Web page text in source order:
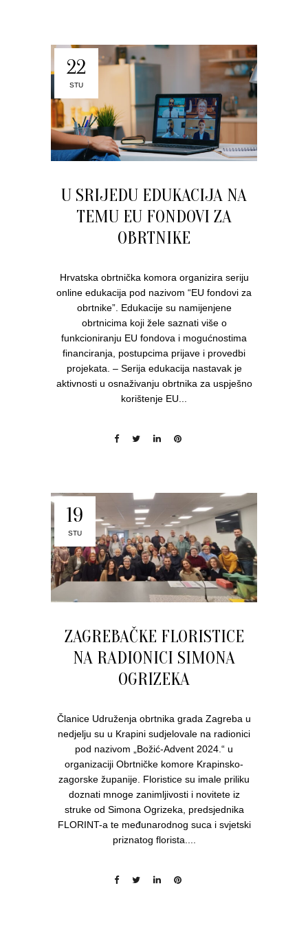
22
STU
U SRIJEDU EDUKACIJA NA
TEMU EU FONDOVI ZA
OBRTNIKE
Hrvatska obrtnička komora organizira seriju
online edukacija pod nazivom “EU fondovi za
obrtnike”. Edukacije su namijenjene
obrtnicima koji žele saznati više o
funkcioniranju EU fondova i mogućnostima
financiranja, postupcima prijave i provedbi
projekata. – Serija edukacija nastavak je
aktivnosti u osnaživanju obrtnika za uspješno
korištenje EU...
19
STU
ZAGREBAČKE FLORISTICE
NA RADIONICI SIMONA
OGRIZEKA
Članice Udruženja obrtnika grada Zagreba u
nedjelju su u Krapini sudjelovale na radionici
pod nazivom „Božić-Advent 2024.“ u
organizaciji Obrtničke komore Krapinsko-
zagorske županije. Floristice su imale priliku
doznati mnoge zanimljivosti i novitete iz
struke od Simona Ogrizeka, predsjednika
FLORINT-a te međunarodnog suca i svjetski
priznatog florista....